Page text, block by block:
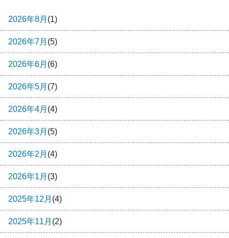
2026年8月 (1)
2026年7月 (5)
2026年6月 (6)
2026年5月 (7)
2026年4月 (4)
2026年3月 (5)
2026年2月 (4)
2026年1月 (3)
2025年12月 (4)
2025年11月 (2)